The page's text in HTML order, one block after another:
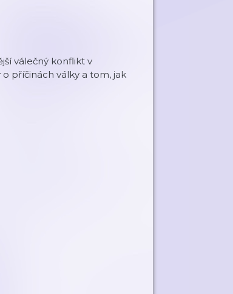
válečný konflikt v
příčinách války a tom, jak